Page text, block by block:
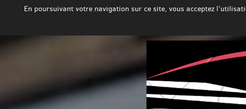
En poursuivant votre navigation sur ce site, vous acceptez